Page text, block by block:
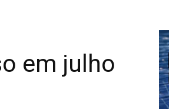
em julho